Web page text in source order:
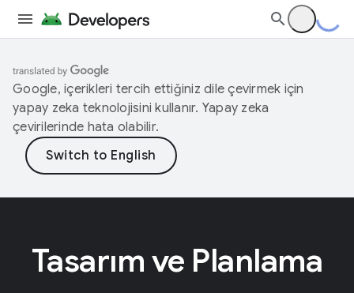
Google, içerikleri tercih ettiğiniz dile çevirmek için
yapay zeka teknolojisini kullanır. Yapay zeka
çevirilerinde hata olabilir.
Tasarım ve Planlama